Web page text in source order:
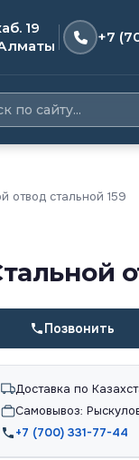
19
+7
отвод стальной 159
Позвонить
Доставка по
Самовывоз:
+7 (700) 331-77-44